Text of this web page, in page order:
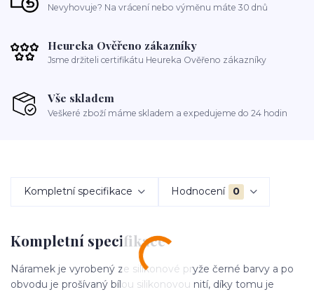
Nevyhovuje? Na vrácení nebo výměnu máte 30 dnů
Heureka Ověřeno zákazníky
Jsme držiteli certifikátu Heureka Ověřeno zákazníky
Vše skladem
Veškeré zboží máme skladem a expedujeme do 24 hodin
Kompletní specifikace Hodnocení 0
Kompletní specifikace
Náramek je vyrobený ze silikonové pryže černé barvy a po
obvodu je prošívaný bílou silikonovou nití, díky tomu je